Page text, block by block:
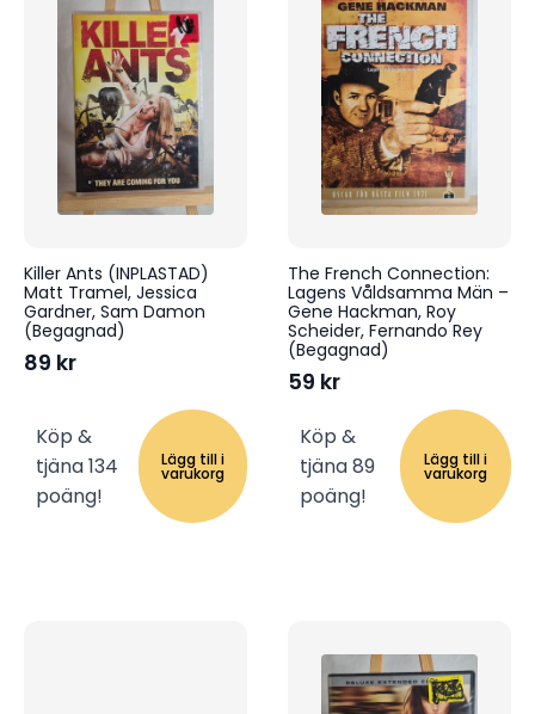
Killer Ants (INPLASTAD)
Matt Tramel, Jessica
Gardner, Sam Damon
(Begagnad)
89 kr
Köp &
tjäna 134
poäng!
Lägg till i
varukorg
The French Connection:
Lagens Våldsamma Män –
Gene Hackman, Roy
Scheider, Fernando Rey
(Begagnad)
59 kr
Köp &
tjäna 89
poäng!
Lägg till i
varukorg